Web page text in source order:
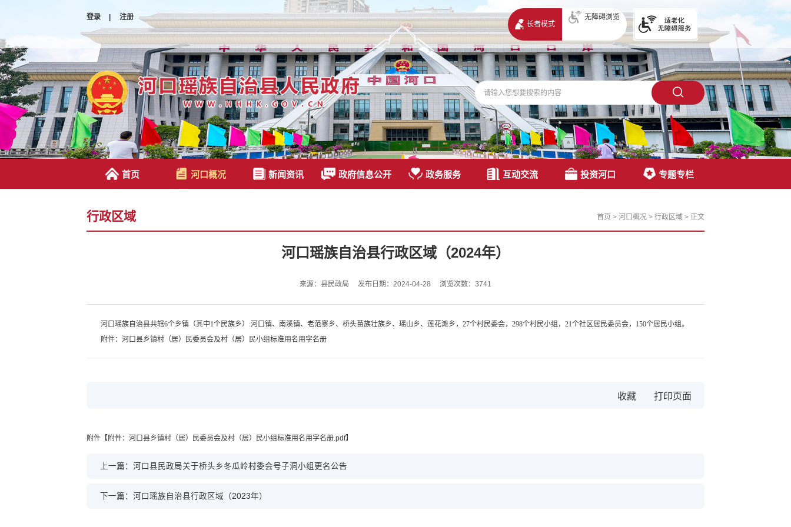
登录 |
注册
长者模式
无障碍浏览
首页 河口概况 新闻资讯 政府信息公开 政务服务 互动交流 投资河口 专题专栏
行政区域 首页 > 河口概况 > 行政区域 > 正文
河口瑶族自治县行政区域（2024年）
来源：县民政局 发布日期：2024-04-28 浏览次数： 3741
河口瑶族自治县共辖6个乡镇（其中1个民族乡）:河口镇、南溪镇、老范寨乡、桥头苗族壮族乡、瑶山乡、莲花滩乡，27个村民委会，298个村民小组，21个社区居民委员会，150个居民小组。
附件：河口县乡镇村（居）民委员会及村（居）民小组标准用名用字名册
收藏
附件【 附件：河口县乡镇村（居）民委员会及村（居）民小组标准用名用字名册.pdf】
上一篇：河口县民政局关于桥头乡冬瓜岭村委会号子洞小组更名公告
下一篇：河口瑶族自治县行政区域（2023年）